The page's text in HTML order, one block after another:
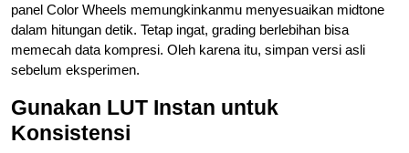
panel Color Wheels memungkinkanmu menyesuaikan midtone
dalam hitungan detik. Tetap ingat, grading berlebihan bisa
memecah data kompresi. Oleh karena itu, simpan versi asli
sebelum eksperimen.
Gunakan LUT Instan untuk
Konsistensi